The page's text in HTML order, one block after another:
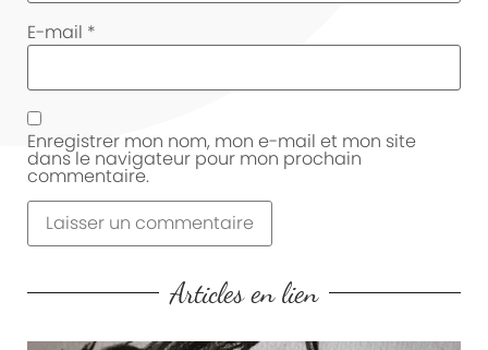
E-mail *
Enregistrer mon nom, mon e-mail et mon site
dans le navigateur pour mon prochain
commentaire.
Articles en lien